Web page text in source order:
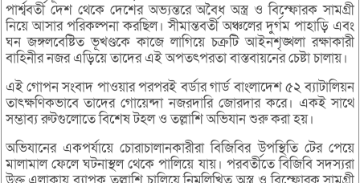
পার্শ্ববর্তী দেশ থেকে দেশের অভ্যন্তরে অবৈধ অস্ত্র ও বিস্ফোরক সামগ্রী
নিয়ে আসার পরিকল্পনা করছিল। সীমান্তবর্তী অঞ্চলের দুর্গম পাহাড়ি এবং
ঘন জঙ্গলবেষ্টিত ভূখণ্ডকে কাজে লাগিয়ে চক্রটি আইনশৃঙ্খলা রক্ষাকারী
বাহিনীর নজর এড়িয়ে তাদের এই অপতৎপরতা বাস্তবায়নের চেষ্টা চালায়।
এই গোপন সংবাদ পাওয়ার পরপরই বর্ডার গার্ড বাংলাদেশ ৫২ ব্যাটালিয়ন
তাৎক্ষণিকভাবে তাদের গোয়েন্দা নজরদারি জোরদার করে। একই সাথে
সম্ভাব্য রুটগুলোতে বিশেষ টহল ও তল্লাশি অভিযান শুরু করা হয়।
অভিযানের একপর্যায়ে চোরাচালানকারীরা বিজিবির উপস্থিতি টের পেয়ে
মালামাল ফেলে ঘটনাস্থল থেকে পালিয়ে যায়। পরবর্তীতে বিজিবি সদস্যরা